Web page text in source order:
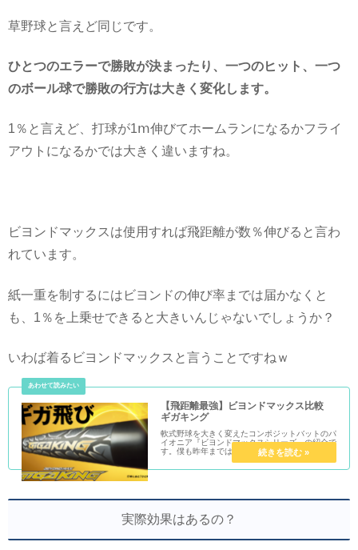
草野球と言えど同じです。
ひとつのエラーで勝敗が決まったり、一つのヒット、一つ
のボール球で勝敗の行方は大きく変化します。
1％と言えど、打球が1ⅿ伸びてホームランになるかフライ
アウトになるかでは大きく違いますね。
ビヨンドマックスは使用すれば飛距離が数％伸びると言わ
れています。
紙一重を制するにはビヨンドの伸び率までは届かなくと
も、1％を上乗せできると大きいんじゃないでしょうか？
いわば着るビヨンドマックスと言うことですねｗ
【飛距離最強】ビヨンドマックス比較
ギガキング
軟式野球を大きく変えたコンポジットバットのパ
イオニア『ビヨンドマックスシリーズ』の紹介で
す。僕も昨年まではビヨンドマックスを使用して
おりました。今年からM球になり、これに対応し
た最新のビヨンドマックスギガキングなるものが
実際効果はあるの？